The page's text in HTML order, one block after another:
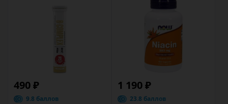
490 ₽
9.8 баллов
1 190 ₽
23.8 баллов